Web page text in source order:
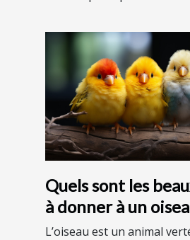
Quels sont les
à donner à un
L’oiseau est un animal